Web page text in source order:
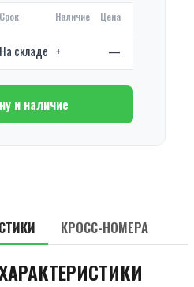
Срок Наличие Цена
На складе + —
и наличие
КРОСС-НОМЕРА